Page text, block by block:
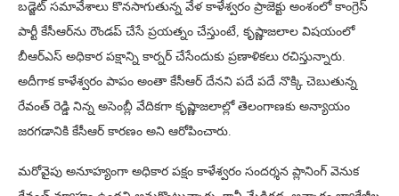
బడ్జెట్ సమావేశాలు కొనసాగుతున్న వేళ కాళేశ్వరం ప్రాజెక్టు అంశంలో కాంగ్రెస్
పార్టీ కేసీఆర్‌ను రౌండప్ చేసే ప్రయత్నం చేస్తుంటే, కృష్ణాజలాల విషయంలో
బీఆర్ఎస్ అధికార పక్షాన్ని కార్నర్ చేసేందుకు ప్రణాళికలు రచిస్తున్నారు.
అదీగాక కాళేశ్వరం పాపం అంతా కేసీఆర్ దేనని పదే పదే నొక్కి చెబుతున్న
రేవంత్ రెడ్డి నిన్న అసెంబ్లీ వేదికగా కృష్ణాజలాల్లో తెలంగాణకు అన్యాయం
జరగడానికి కేసీఆర్ కారణం అని ఆరోపించారు.
మరోవైపు అనూహ్యంగా అధికార పక్షం కాళేశ్వరం సందర్శన ప్లానింగ్ వెనుక